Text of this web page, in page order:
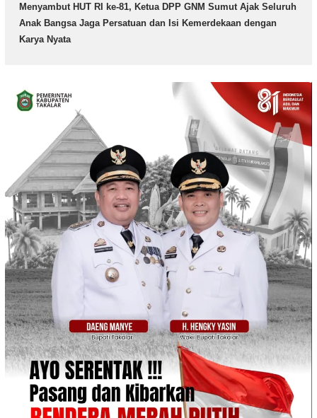
Menyambut HUT RI ke-81, Ketua DPP GNM Sumut Ajak Seluruh
Anak Bangsa Jaga Persatuan dan Isi Kemerdekaan dengan
Karya Nyata